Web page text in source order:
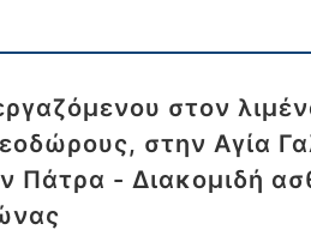
στον
στην Αγία
Πάτρα - Διακομιδή